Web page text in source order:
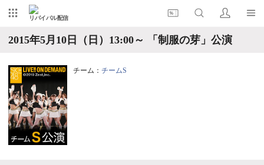
リバイバル配信
2015年5月10日（日）13:00～ 「制服の芽」公演
チーム： チームS